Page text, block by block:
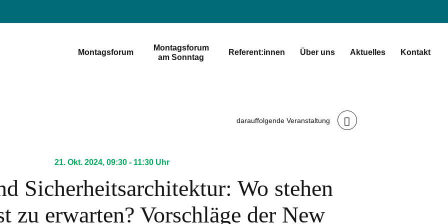
Montagsforum
Montagsforum
am Sonntag
Referent:innen Über uns Aktuelles Kontakt
darauffolgende Veranstaltung
21. Okt. 2024, 09:30 - 11:30 Uhr
Sicherheitsarchitektur: Wo stehen
zu erwarten? Vorschläge der New